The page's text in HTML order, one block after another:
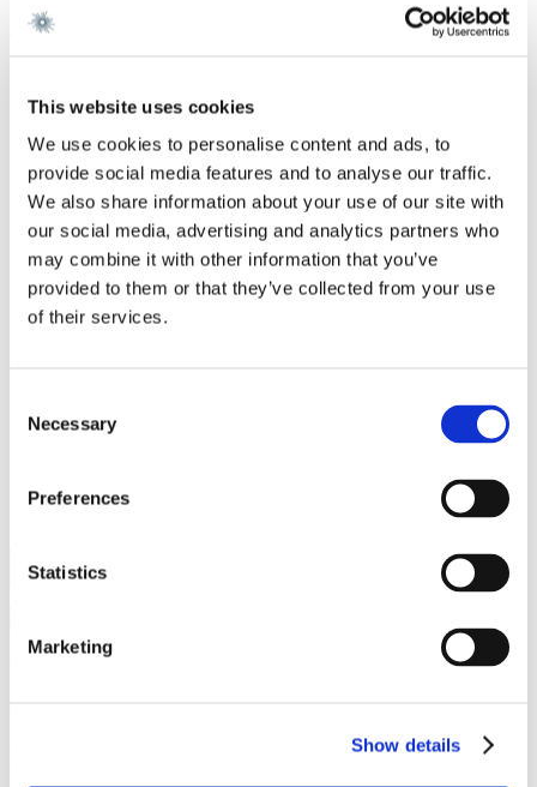
This website uses cookies
We use cookies to personalise content and ads, to
provide social media features and to analyse our traffic.
We also share information about your use of our site with
our social media, advertising and analytics partners who
may combine it with other information that you’ve
provided to them or that they’ve collected from your use
of their services.
Selection
Necessary
Preferences
Statistics
Marketing
Show details
Gorrissen Federspiel 2019 -
PhD (law), University of Antwerp 2014
LLM, Columbia Law School, 2012 (James Kent Scholar and
LLB and LLM, University of Antwerp 2009
Sprog
Rising Star Legal500 and IFRL1000 2024 and Lead Associate
Specialer
Corporate / Mergers &
Vi er et førende dansk advokatfirma med